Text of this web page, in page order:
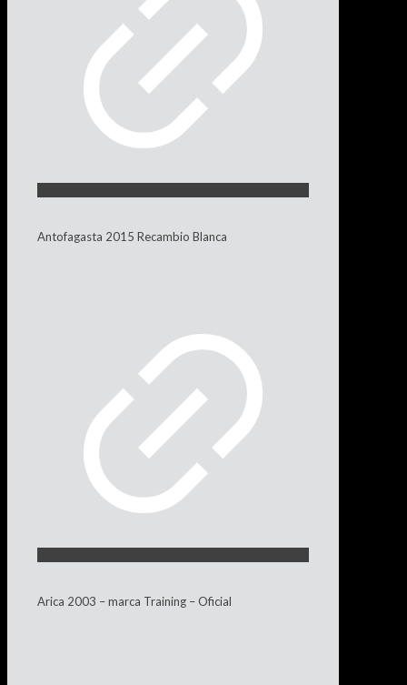
Antofagasta 2015 Recambio Blanca
Arica 2003 – marca Training – Oficial